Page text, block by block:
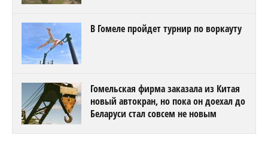
В Гомеле пройдет турнир по воркауту
Гомельская фирма заказала из Китая
новый автокран, но пока он доехал до
Беларуси стал совсем не новым